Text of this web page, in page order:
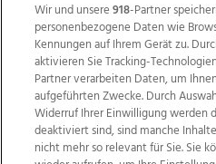
Wir und unsere918-Partner
personenbezogene Daten wie
Kennungen auf Ihrem Gerät zu.
aktivieren Sie Tracking-
Partner verarbeiten Daten, um
aufgeführten Zwecke. Durch
Widerruf Ihrer Einwilligung werden
deaktiviert sind, sind manche
nicht mehr so relevant für Sie. Sie